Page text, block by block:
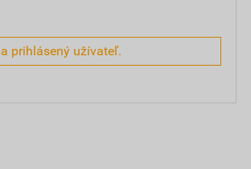
prihlásený užívateľ.